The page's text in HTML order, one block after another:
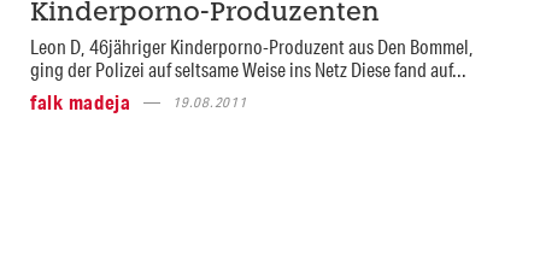
Kinderporno-Produzenten
Leon D, 46jähriger Kinderporno-Produzent aus Den Bommel,
ging der Polizei auf seltsame Weise ins Netz Diese fand auf...
falk madeja
19.08.2011